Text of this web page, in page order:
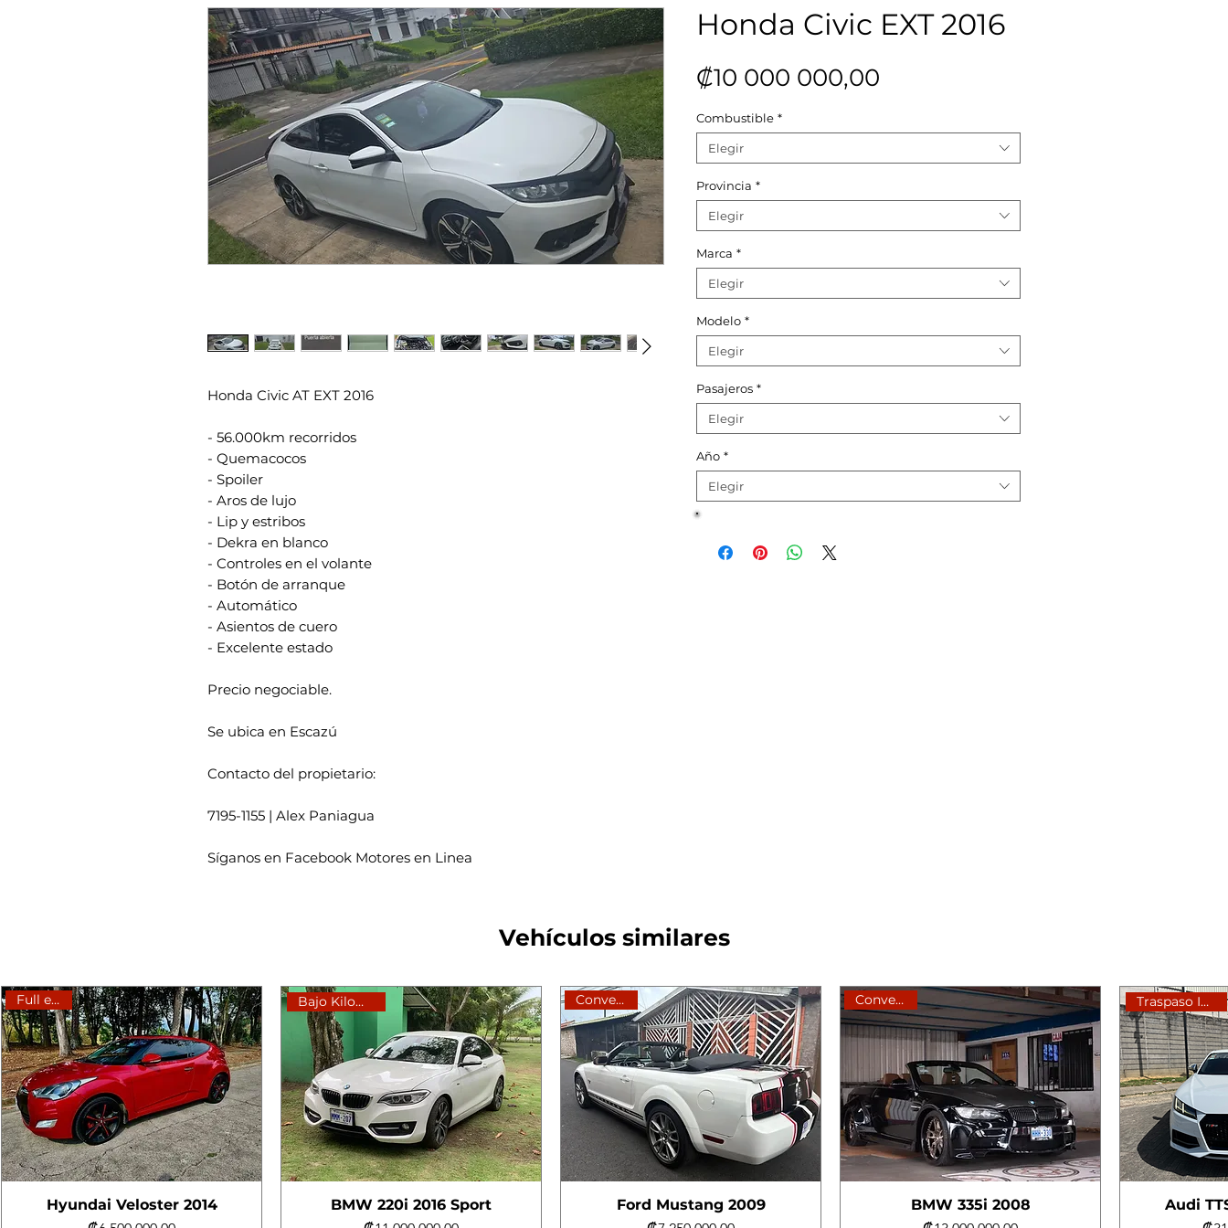
Honda Civic AT EXT 2016
- 56.000km recorridos
- Quemacocos
- Spoiler
- Aros de lujo
- Lip y estribos
- Dekra en blanco
- Controles en el volante
- Botón de arranque
- Automático
- Asientos de cuero
- Excelente estado
Precio negociable.
Se ubica en Escazú
Contacto del propietario:
7195-1155 | Alex Paniagua
Síganos en Facebook Motores en Linea
Honda Civic EXT 2016
₡10 000 000,00
Combustible *
Elegir
Provincia *
Elegir
Marca *
Elegir
Modelo *
Elegir
Pasajeros *
Elegir
Año *
Elegir
Vehículos similares
Full extras
Hyundai Veloster 2014
Bajo Kilometraje
BMW 220i 2016 Sport
Convertible
Ford Mustang 2009
Convertible
BMW 335i 2008
Traspaso Incluido
Audi